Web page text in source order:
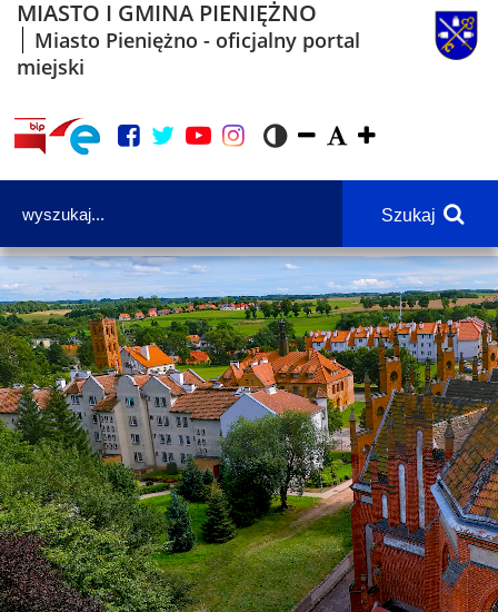
MIASTO I GMINA PIENIĘŻNO
Miasto Pieniężno - oficjalny portal
miejski
Szukaj